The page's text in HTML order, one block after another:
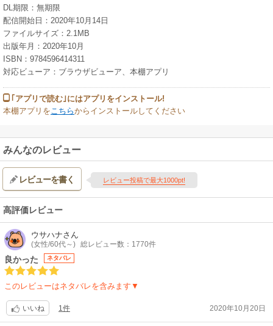
DL期限：無期限
配信開始日：2020年10月14日
ファイルサイズ：2.1MB
出版年月：2020年10月
ISBN：9784596414311
対応ビューア：ブラウザビューア、本棚アプリ
｢アプリで読む｣にはアプリをインストール!
本棚アプリを こちらからインストールしてください
みんなのレビュー
レビューを書く レビュー投稿で最大1000pt!
高評価レビュー
ウサハナさん
(女性/60代～) 総レビュー数：1770件
良かった ネタバレ
このレビューはネタバレを含みます▼
いいね 1件 2020年10月20日